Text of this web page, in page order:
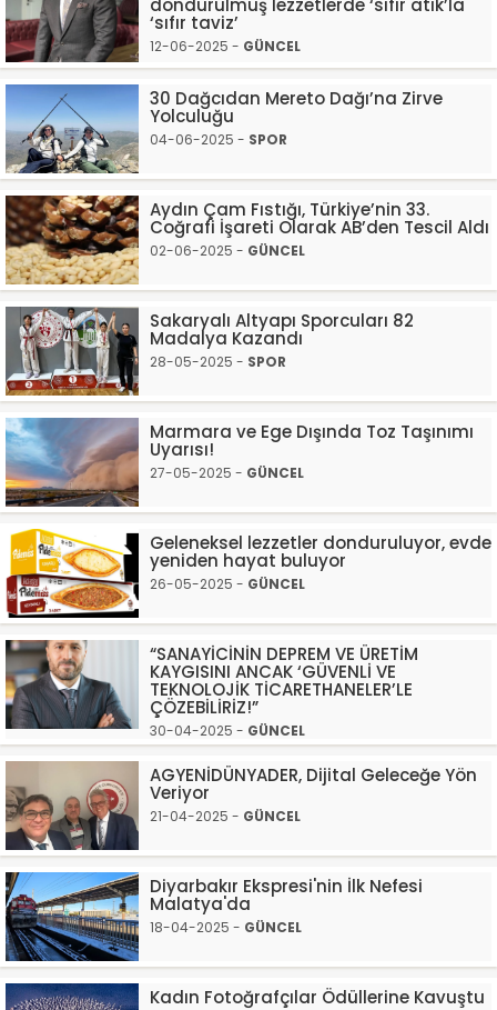
dondurulmuş lezzetlerde ‘sıfır atık’la
‘sıfır taviz’
12-06-2025 - GÜNCEL
30 Dağcıdan Mereto Dağı’na Zirve
Yolculuğu
04-06-2025 - SPOR
Aydın Çam Fıstığı, Türkiye’nin 33.
Coğrafi İşareti Olarak AB’den Tescil Aldı
02-06-2025 - GÜNCEL
Sakaryalı Altyapı Sporcuları 82
Madalya Kazandı
28-05-2025 - SPOR
Marmara ve Ege Dışında Toz Taşınımı
Uyarısı!
27-05-2025 - GÜNCEL
Geleneksel lezzetler donduruluyor, evde
yeniden hayat buluyor
26-05-2025 - GÜNCEL
“SANAYİCİNİN DEPREM VE ÜRETİM
KAYGISINI ANCAK ‘GÜVENLİ VE
TEKNOLOJİK TİCARETHANELER’LE
ÇÖZEBİLİRİZ!”
30-04-2025 - GÜNCEL
AGYENİDÜNYADER, Dijital Geleceğe Yön
Veriyor
21-04-2025 - GÜNCEL
Diyarbakır Ekspresi'nin İlk Nefesi
Malatya'da
18-04-2025 - GÜNCEL
Kadın Fotoğrafçılar Ödüllerine Kavuştu